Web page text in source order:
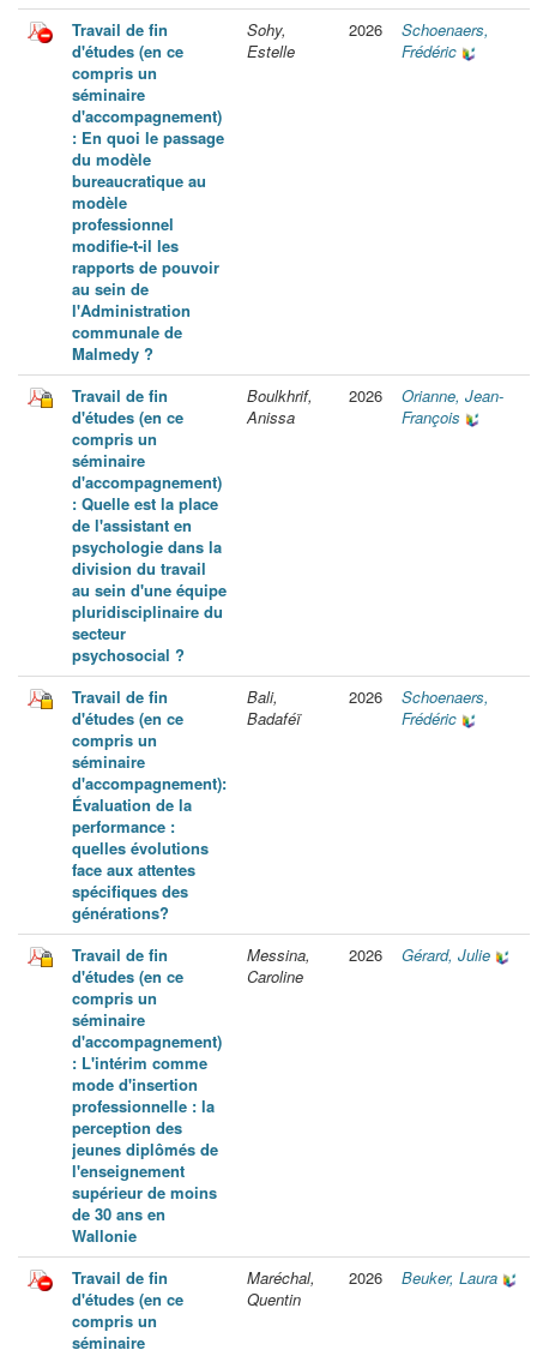
Travail de fin
d'études (en ce
compris un
séminaire
d'accompagnement)
: En quoi le passage
du modèle
bureaucratique au
modèle
professionnel
modifie-t-il les
rapports de pouvoir
au sein de
l'Administration
communale de
Malmedy ?
Sohy,
Estelle
2026
Schoenaers,
Frédéric
Travail de fin
d'études (en ce
compris un
séminaire
d'accompagnement)
: Quelle est la place
de l'assistant en
psychologie dans la
division du travail
au sein d'une équipe
pluridisciplinaire du
secteur
psychosocial ?
Boulkhrif,
Anissa
2026
Orianne, Jean-
François
Travail de fin
d'études (en ce
compris un
séminaire
d'accompagnement):
Évaluation de la
performance :
quelles évolutions
face aux attentes
spécifiques des
générations?
Bali,
Badaféï
2026
Schoenaers,
Frédéric
Travail de fin
d'études (en ce
compris un
séminaire
d'accompagnement)
: L'intérim comme
mode d'insertion
professionnelle : la
perception des
jeunes diplômés de
l'enseignement
supérieur de moins
de 30 ans en
Wallonie
Messina,
Caroline
2026 Gérard, Julie
Travail de fin
d'études (en ce
compris un
séminaire
Maréchal,
Quentin
2026 Beuker, Laura